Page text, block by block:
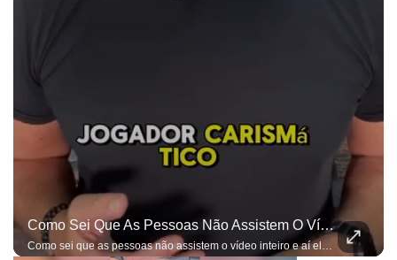
Como Sei Que As Pessoas Não Assistem O Vídeo Inteiro E Aí Elas Entendem Apenas O Que Elas Querem, Já Estou Preparado Para As Ofensas...
Como sei que as pessoas não assistem o vídeo inteiro e aí elas entendem apenas o que elas querem, já estou preparado para as ofensas e bobagens do gênero...